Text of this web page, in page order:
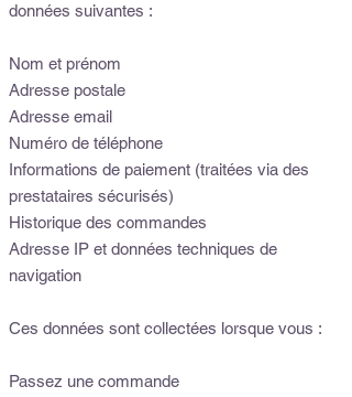
données suivantes :
Nom et prénom
Adresse postale
Adresse email
Numéro de téléphone
Informations de paiement (traitées via des
prestataires sécurisés)
Historique des commandes
Adresse IP et données techniques de
navigation
Ces données sont collectées lorsque vous :
Passez une commande